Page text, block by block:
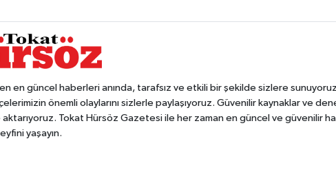
güncel haberleri anında, tarafsız ve etkili bir şekilde sizlere
önemli olaylarını sizlerle paylaşıyoruz. Güvenilir kaynaklar ve
Tokat Hürsöz Gazetesi ile her zaman en güncel ve güvenilir
yaşayın.